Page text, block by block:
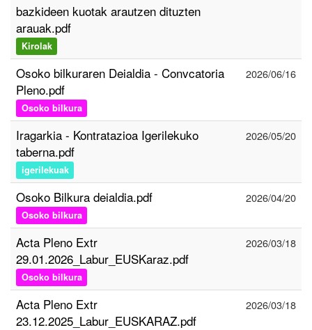
bazkideen kuotak arautzen dituzten
arauak.pdf
Kirolak
Osoko bilkuraren Deialdia - Convcatoria
Pleno.pdf
Osoko bilkura
2026/06/16
Iragarkia - Kontratazioa Igerilekuko
taberna.pdf
igerilekuak
2026/05/20
Osoko Bilkura deialdia.pdf
Osoko bilkura
2026/04/20
Acta Pleno Extr
29.01.2026_Labur_EUSKaraz.pdf
Osoko bilkura
2026/03/18
Acta Pleno Extr
23.12.2025_Labur_EUSKARAZ.pdf
2026/03/18